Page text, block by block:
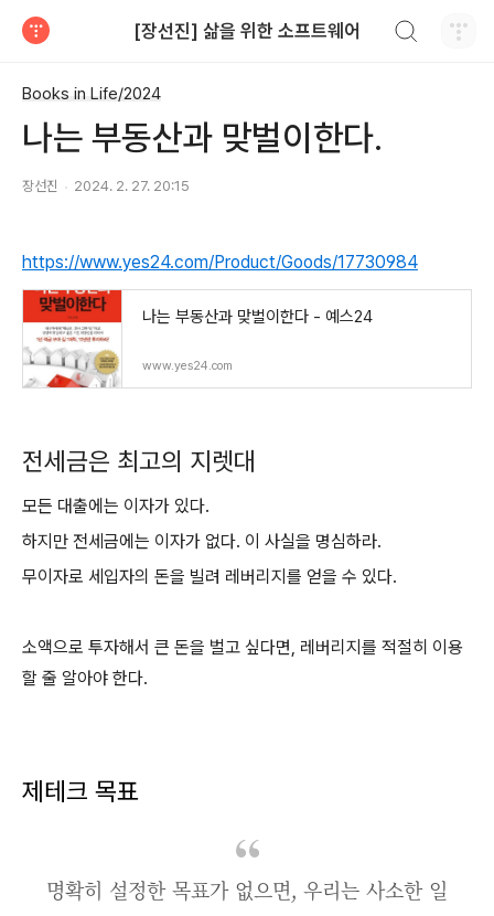
[장선진] 삶을 위한 소프트웨어
Books in Life/2024
나는 부동산과 맞벌이한다.
장선진 2024. 2. 27. 20:15
https://www.yes24.com/Product/Goods/17730984
나는 부동산과 맞벌이한다 - 예스24
www.yes24.com
전세금은 최고의 지렛대
모든 대출에는 이자가 있다.
하지만 전세금에는 이자가 없다. 이 사실을 명심하라.
무이자로 세입자의 돈을 빌려 레버리지를 얻을 수 있다.
소액으로 투자해서 큰 돈을 벌고 싶다면, 레버리지를 적절히 이용
할 줄 알아야 한다.
제테크 목표
명확히 설정한 목표가 없으면, 우리는 사소한 일